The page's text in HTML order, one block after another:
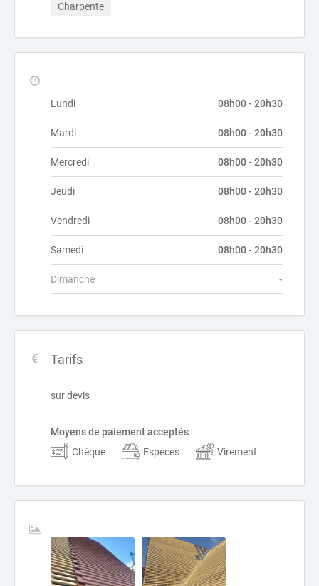
Charpente
Lundi 08h00 - 20h30
Mardi 08h00 - 20h30
Mercredi 08h00 - 20h30
Jeudi 08h00 - 20h30
Vendredi 08h00 - 20h30
Samedi 08h00 - 20h30
Dimanche -
Tarifs
sur devis
Moyens de paiement acceptés
Chèque
Espèces Virement